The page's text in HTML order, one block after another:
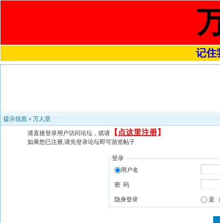
记住
提示信息 » 万人堂
请直接登录用户访问论坛，或请 【 点这里注册】
如果您已注册,请先登录论坛即可游览帖子
登录
用户名
密 码
隐身登录 是